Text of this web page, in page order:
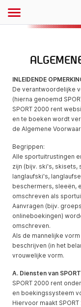
INLEIDENDE
De verantwoordelijke
(hierna genoemd
SPORT 2000 rent
en te boeken wordt
de Algemene
Begrippen:
Alle sportuitrustingen
zijn (bijv. ski's,
langlaufski's,
beschermers, sleeën,
omschreven als
Aanvragen (bijv.
onlineboekingen)
omschreven.
Als de mannelijke
beschrijven (in het
vrouwelijke vorm.
A. Diensten van
SPORT 2000 rent
en boekingssysteem
Hiervoor maakt